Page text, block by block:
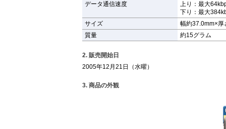
データ通信速度
上り：最大
下り：最大
サイズ
幅約37.0mm×厚
質量
約15グラム
2. 販売開始日
2005年12月21日（水曜）
3. 商品の外観